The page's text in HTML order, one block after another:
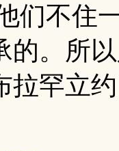
们不住
的。所
拉罕立